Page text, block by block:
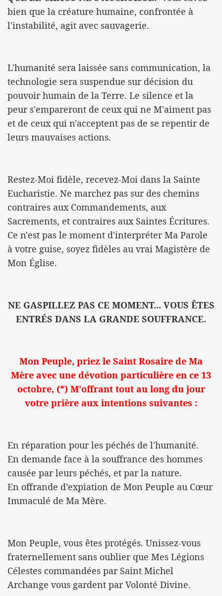
bien que la créature humaine, confrontée à
l'instabilité, agit avec sauvagerie.
L'humanité sera laissée sans communication, la
technologie sera suspendue sur décision du
pouvoir humain de la Terre. Le silence et la
peur s'empareront de ceux qui ne M'aiment pas
et de ceux qui n'acceptent pas de se repentir de
leurs mauvaises actions.
Restez-Moi fidèle, recevez-Moi dans la Sainte
Eucharistie. Ne marchez pas sur des chemins
contraires aux Commandements, aux
Sacrements, et contraires aux Saintes Écritures.
Ce n'est pas le moment d'interpréter Ma Parole
à votre guise, soyez fidèles au vrai Magistère de
Mon Église.
NE GASPILLEZ PAS CE MOMENT... VOUS ÊTES
ENTRÉS DANS LA GRANDE SOUFFRANCE.
Mon Peuple, priez le Saint Rosaire de Ma
Mère avec une dévotion particulière en ce 13
octobre, (*) M'offrant tout au long du jour
votre prière aux intentions suivantes :
En réparation pour les péchés de l'humanité.
En demande face à la souffrance des hommes
causée par leurs péchés, et par la nature.
En offrande d’expiation de Mon Peuple au Cœur
Immaculé de Ma Mère.
Mon Peuple, vous êtes protégés. Unissez-vous
fraternellement sans oublier que Mes Légions
Célestes commandées par Saint Michel
Archange vous gardent par Volonté Divine.